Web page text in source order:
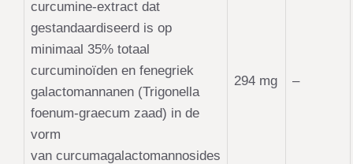
curcumine-extract dat
gestandaardiseerd is op
minimaal 35% totaal
curcuminoïden en fenegriek
galactomannanen (Trigonella
foenum-graecum zaad) in de
vorm
van curcumagalactomannosides
294 mg –